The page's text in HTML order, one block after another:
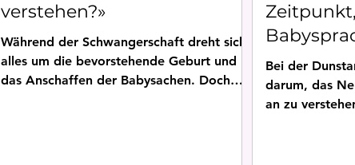
verstehen?»
Während der Schwangerschaft dreht sich
alles um die bevorstehende Geburt und
das Anschaffen der Babysachen. Doch
Bei der
darum, das
an zu